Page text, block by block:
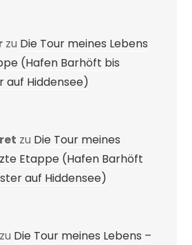
zu Die Tour meines Lebens
(Hafen Barhöft bis
auf Hiddensee)
zu Die Tour meines
Etappe (Hafen Barhöft
auf Hiddensee)
zu Die Tour meines Lebens –